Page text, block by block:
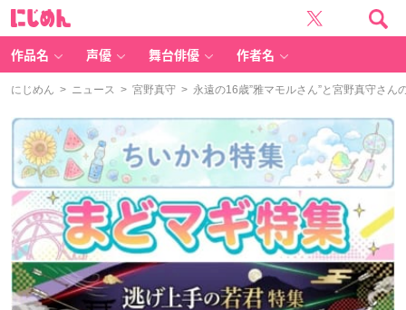
作品名 声優 舞台俳優 作者名
にじめん > ニュース > 宮野真守 > 永遠の16歳”雅マモルさん”と宮野真守さん